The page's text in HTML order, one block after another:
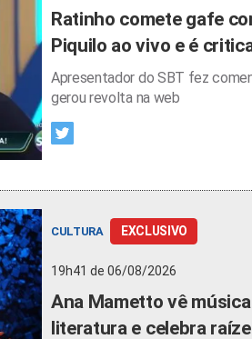
Ratinho comete gafe
Piquilo ao vivo e é
Apresentador do SBT fez
gerou revolta na web
CULTURA EXCLUSIVO
19h41 de 06/08/2026
Ana Mametto vê
literatura e celebra